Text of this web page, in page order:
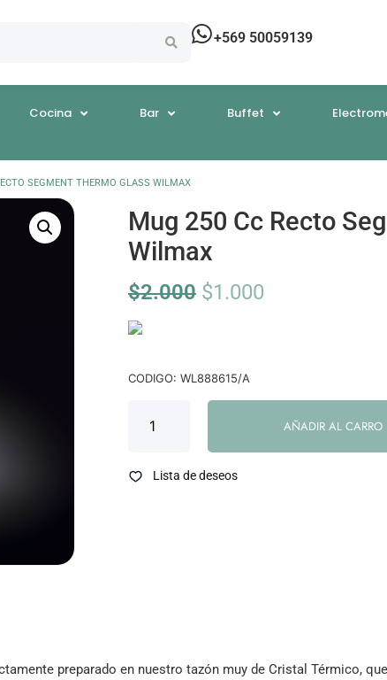
+569 50059139
Cocina Bar Buffet
SEGMENT THERMO GLASS WILMAX
Mug 250 Cc Recto
Wilmax
$2.000 $1.000
CODIGO: WL888615/A
AÑADIR AL CARRO
Lista de deseos
preparado en nuestro tazón muy de Cristal Térmico,